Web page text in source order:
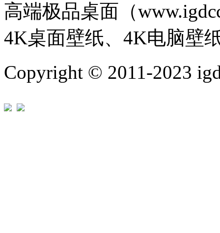
高端极品桌面（
4K桌面壁纸、4K电脑壁
Copyright © 2011-2023